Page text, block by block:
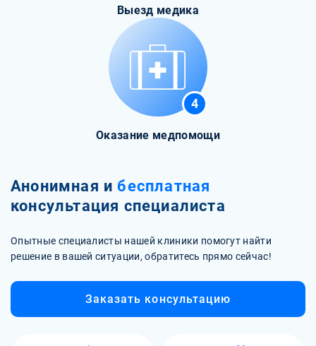
Выезд медика
4
Оказание медпомощи
Анонимная и бесплатная
консультация специалиста
Опытные специалисты нашей клиники помогут найти
решение в вашей ситуации, обратитесь прямо сейчас!
Заказать консультацию